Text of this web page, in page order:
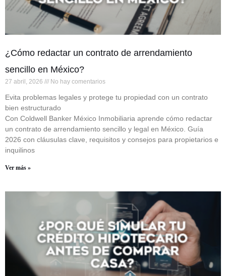
¿Cómo redactar un contrato de arrendamiento
sencillo en México?
27 abril, 2026 No hay comentarios
Evita problemas legales y protege tu propiedad con un contrato
bien estructurado
Con Coldwell Banker México Inmobiliaria aprende cómo redactar
un contrato de arrendamiento sencillo y legal en México. Guía
2026 con cláusulas clave, requisitos y consejos para propietarios e
inquilinos
Ver más »